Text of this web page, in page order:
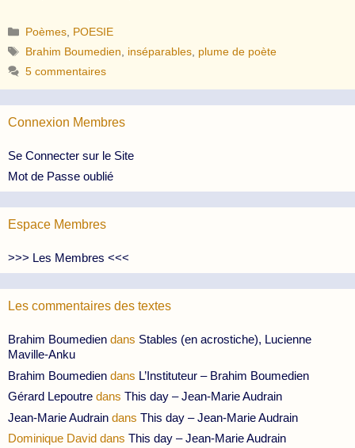
Catégories
Poèmes POESIE
Étiquettes
Brahim Boumedien inséparables plume de poète
5 commentaires
Connexion Membres
Se Connecter sur le Site
Mot de Passe oublié
Espace Membres
>>> Les Membres <<<
Les commentaires des textes
Brahim Boumedien dans Stables (en acrostiche), Lucienne
Maville-Anku
Brahim Boumedien dans L’Instituteur – Brahim Boumedien
Gérard Lepoutre dans This day – Jean-Marie Audrain
Jean-Marie Audrain dans This day – Jean-Marie Audrain
Dominique David dans This day – Jean-Marie Audrain